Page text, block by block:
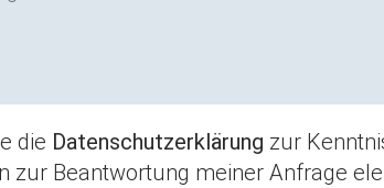
die Datenschutzerklärung zur
zur Beantwortung meiner Anfrage